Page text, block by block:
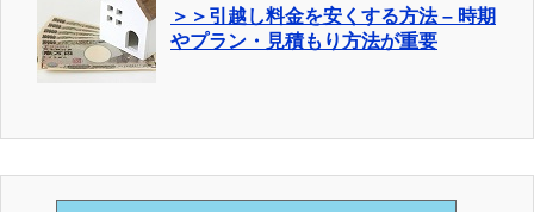
＞＞引越し料金を安くする方法 – 時期
やプラン・見積もり方法が重要